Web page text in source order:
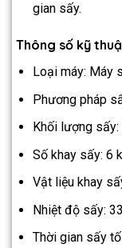
gian sấy.
Thông số kỹ
Loại máy: Máy
Phương pháp
Khối lượng
Số khay sấy: 6
Vật liệu khay
Nhiệt độ sấy:
Thời gian sấy